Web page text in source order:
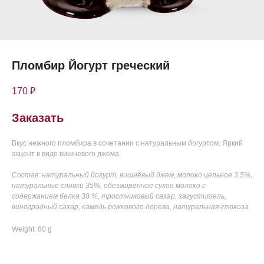
Пломбир Йогурт греческий
170 ₽
Заказать
Вкус нежного пломбира в сочетании с натуральным йогуртом. Яркий
акцент в виде вишневого джема.
Состав: натуральный йогурт, вишнёвый джем, молоко цельное 3,5%,
натуральные сливки 35%, обезжиренное сухое молоко с
содержанием белка 38 %, тростниковый сахар, загуститель,
виноградный сахар, камедь рожкового дерева, натуральная глюкоза
Weight: 80 g